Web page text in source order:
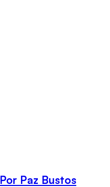
Por Paz Bustos